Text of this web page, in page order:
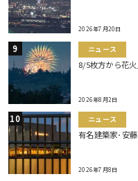
2026年7月20日
ニュース
8/5枚方から花
2026年8月2日
ニュース
有名建築家･安
2026年7月8日